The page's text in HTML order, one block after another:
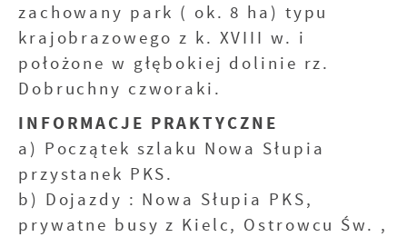
zachowany park ( ok. 8 ha) typu
krajobrazowego z k. XVIII w. i
położone w głębokiej dolinie rz.
Dobruchny czworaki.
INFORMACJE PRAKTYCZNE
a) Początek szlaku Nowa Słupia
przystanek PKS.
b) Dojazdy : Nowa Słupia PKS,
prywatne busy z Kielc, Ostrowcu Św. ,